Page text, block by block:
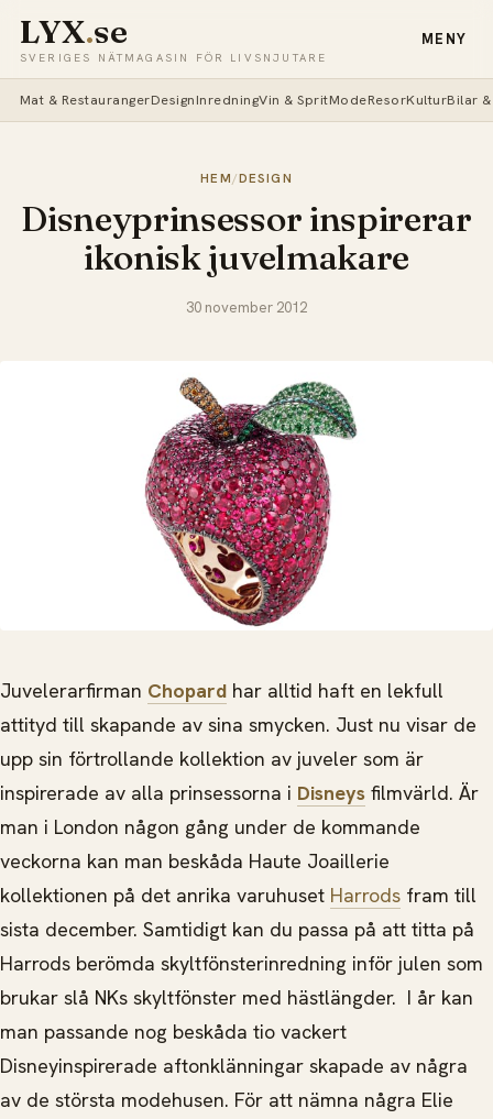
LYX.se
SVERIGES NÄTMAGASIN FÖR LIVSNJUTARE
MENY
Mat & RestaurangerDesignInredningVin & SpritModeResorKulturBilar
HEM/DESIGN
Disneyprinsessor inspirerar
ikonisk juvelmakare
30 november 2012
Juvelerarfirman Chopard har alltid haft en lekfull
attityd till skapande av sina smycken. Just nu visar de
upp sin förtrollande kollektion av juveler som är
inspirerade av alla prinsessorna i Disneys filmvärld. Är
man i London någon gång under de kommande
veckorna kan man beskåda Haute Joaillerie
kollektionen på det anrika varuhuset Harrods fram till
sista december. Samtidigt kan du passa på att titta på
Harrods berömda skyltfönsterinredning inför julen som
brukar slå NKs skyltfönster med hästlängder. I år kan
man passande nog beskåda tio vackert
Disneyinspirerade aftonklänningar skapade av några
av de största modehusen. För att nämna några Elie